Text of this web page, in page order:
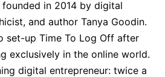
in 2014 by digital
and author Tanya Goodin.
set-up Time To Log Off after
exclusively in the online world.
digital entrepreneur: twice a